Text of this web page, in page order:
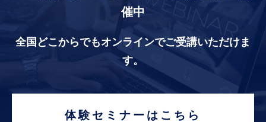
催中
全国どこからでもオンラインでご受講いただけま
す。
体験セミナーはこちら